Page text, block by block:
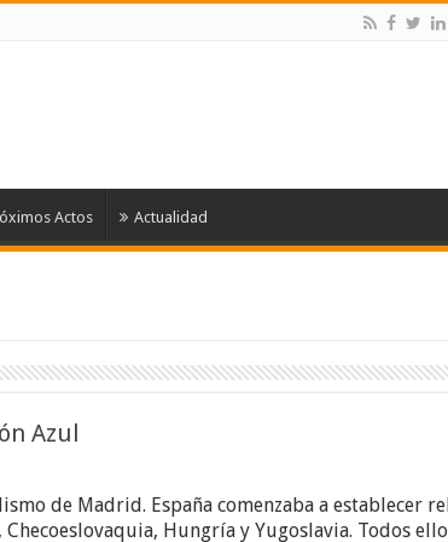
Actos Actualidad
Azul
de Madrid. España comenzaba a establecer
Hungría y Yugoslavia. Todos